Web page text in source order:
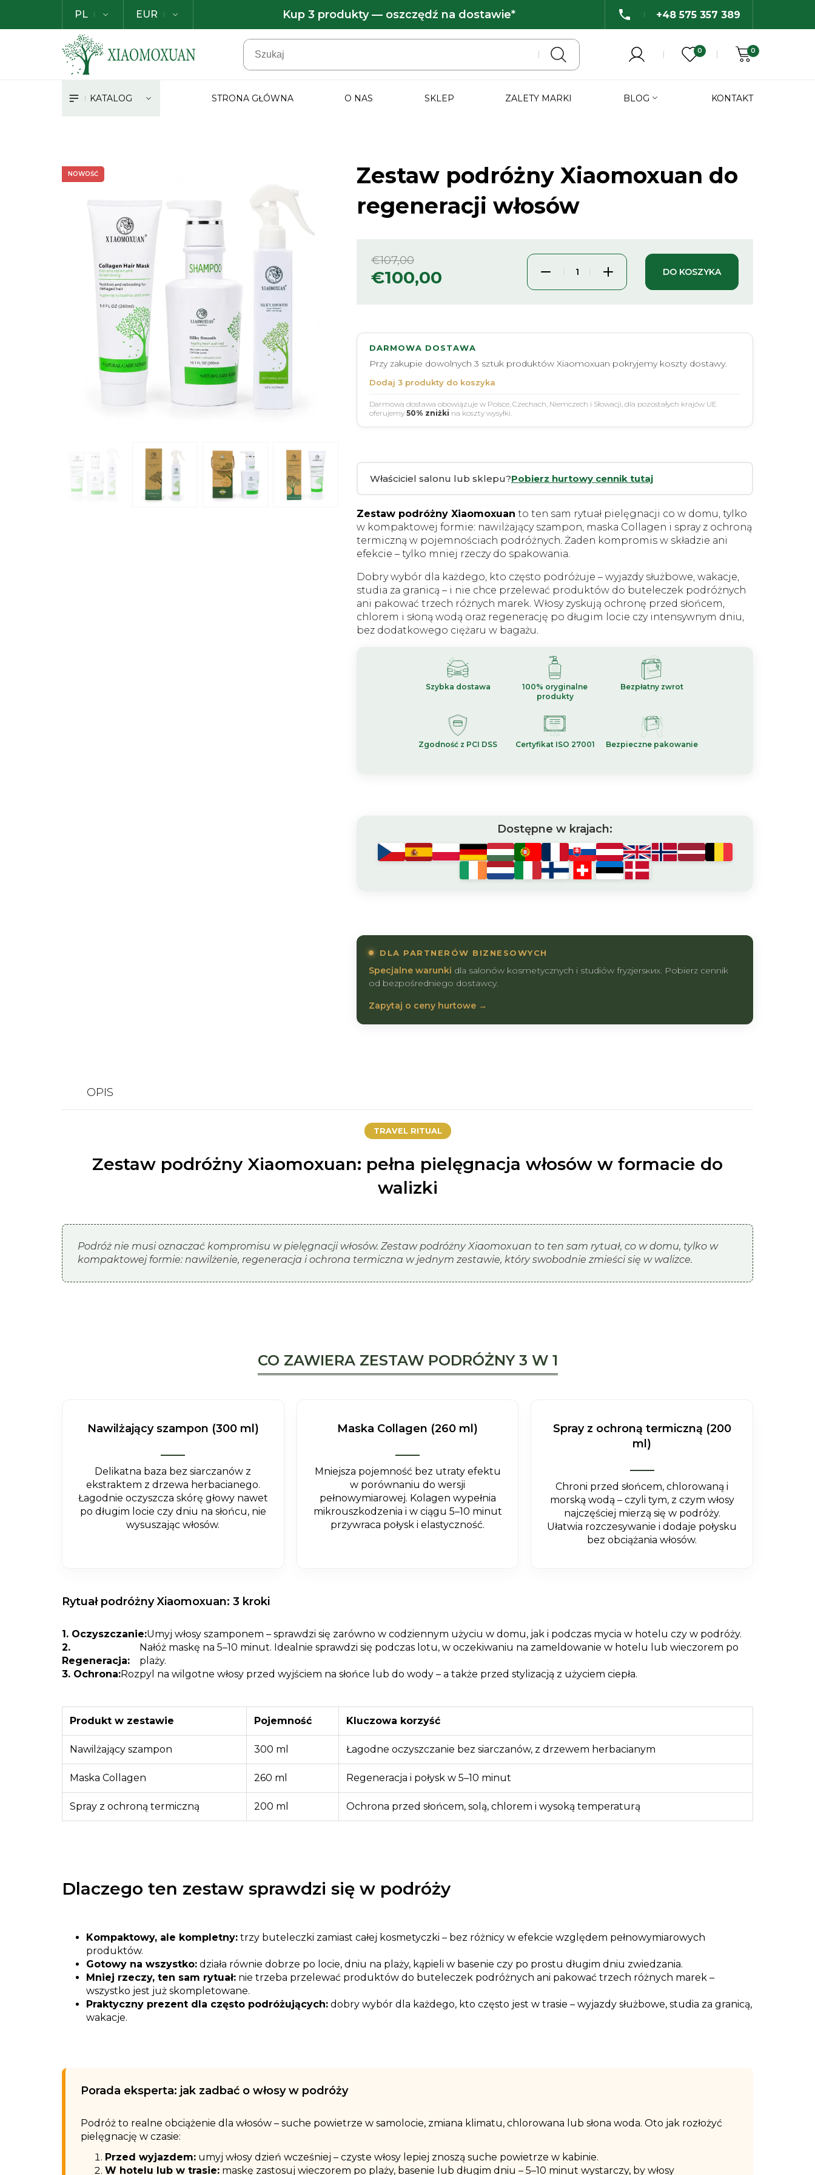
PL EUR Kup 3 produkty — oszczędź na dostawie* +48 575 357 389
0 0
KATALOG STRONA GŁÓWNA O NAS SKLEP ZALETY MARKI BLOG KONTAKT
NOWOŚĆ
Zestaw podróżny Xiaomoxuan do
regeneracji włosów
€107,00
€100,00 DO KOSZYKA
DARMOWA DOSTAWA
Przy zakupie dowolnych 3 sztuk produktów Xiaomoxuan pokryjemy koszty dostawy.
Dodaj 3 produkty do koszyka
Darmowa dostawa obowiązuje w Polsce, Czechach, Niemczech i Słowacji, dla pozostałych krajów UE
oferujemy 50% zniżki na koszty wysyłki.
Właściciel salonu lub sklepu?Pobierz hurtowy cennik tutaj
Zestaw podróżny Xiaomoxuan to ten sam rytuał pielęgnacji co w domu, tylko
w kompaktowej formie: nawilżający szampon, maska Collagen i spray z ochroną
termiczną w pojemnościach podróżnych. Żaden kompromis w składzie ani
efekcie – tylko mniej rzeczy do spakowania.
Dobry wybór dla każdego, kto często podróżuje – wyjazdy służbowe, wakacje,
studia za granicą – i nie chce przelewać produktów do buteleczek podróżnych
ani pakować trzech różnych marek. Włosy zyskują ochronę przed słońcem,
chlorem i słoną wodą oraz regenerację po długim locie czy intensywnym dniu,
bez dodatkowego ciężaru w bagażu.
Szybka dostawa
100% oryginalne
produkty
Bezpłatny zwrot
Zgodność z PCI DSS Certyfikat ISO 27001 Bezpieczne pakowanie
Dostępne w krajach:
DLA PARTNERÓW BIZNESOWYCH
Specjalne warunki dla salonów kosmetycznych i studiów fryzjersких. Pobierz cennik
od bezpośredniego dostawcy.
Zapytaj o ceny hurtowe →
OPIS
TRAVEL RITUAL
Zestaw podróżny Xiaomoxuan: pełna pielęgnacja włosów w formacie do
walizki
Podróż nie musi oznaczać kompromisu w pielęgnacji włosów. Zestaw podróżny Xiaomoxuan to ten sam rytuał, co w domu, tylko w
kompaktowej formie: nawilżenie, regeneracja i ochrona termiczna w jednym zestawie, który swobodnie zmieści się w walizce.
CO ZAWIERA ZESTAW PODRÓŻNY 3 W 1
Nawilżający szampon (300 ml)
Delikatna baza bez siarczanów z
ekstraktem z drzewa herbacianego.
Łagodnie oczyszcza skórę głowy nawet
po długim locie czy dniu na słońcu, nie
wysuszając włosów.
Maska Collagen (260 ml)
Mniejsza pojemność bez utraty efektu
w porównaniu do wersji
pełnowymiarowej. Kolagen wypełnia
mikrouszkodzenia i w ciągu 5–10 minut
przywraca połysk i elastyczność.
Spray z ochroną termiczną (200
ml)
Chroni przed słońcem, chlorowaną i
morską wodą – czyli tym, z czym włosy
najczęściej mierzą się w podróży.
Ułatwia rozczesywanie i dodaje połysku
bez obciążania włosów.
Rytuał podróżny Xiaomoxuan: 3 kroki
1. Oczyszczanie:Umyj włosy szamponem – sprawdzi się zarówno w codziennym użyciu w domu, jak i podczas mycia w hotelu czy w podróży.
2.
Regeneracja:
Nałóż maskę na 5–10 minut. Idealnie sprawdzi się podczas lotu, w oczekiwaniu na zameldowanie w hotelu lub wieczorem po
plaży.
3. Ochrona:Rozpyl na wilgotne włosy przed wyjściem na słońce lub do wody – a także przed stylizacją z użyciem ciepła.
Produkt w zestawie Pojemność Kluczowa korzyść
Nawilżający szampon 300 ml Łagodne oczyszczanie bez siarczanów, z drzewem herbacianym
Maska Collagen 260 ml Regeneracja i połysk w 5–10 minut
Spray z ochroną termiczną 200 ml Ochrona przed słońcem, solą, chlorem i wysoką temperaturą
Dlaczego ten zestaw sprawdzi się w podróży
Kompaktowy, ale kompletny: trzy buteleczki zamiast całej kosmetyczki – bez różnicy w efekcie względem pełnowymiarowych
produktów.
Gotowy na wszystko: działa równie dobrze po locie, dniu na plaży, kąpieli w basenie czy po prostu długim dniu zwiedzania.
Mniej rzeczy, ten sam rytuał: nie trzeba przelewać produktów do buteleczek podróżnych ani pakować trzech różnych marek –
wszystko jest już skompletowane.
Praktyczny prezent dla często podróżujących: dobry wybór dla każdego, kto często jest w trasie – wyjazdy służbowe, studia za granicą,
wakacje.
Porada eksperta: jak zadbać o włosy w podróży
Podróż to realne obciążenie dla włosów – suche powietrze w samolocie, zmiana klimatu, chlorowana lub słona woda. Oto jak rozłożyć
pielęgnację w czasie:
Przed wyjazdem: umyj włosy dzień wcześniej – czyste włosy lepiej znoszą suche powietrze w kabinie.
W hotelu lub w trasie: maskę zastosuj wieczorem po plaży, basenie lub długim dniu – 5–10 minut wystarczy, by włosy